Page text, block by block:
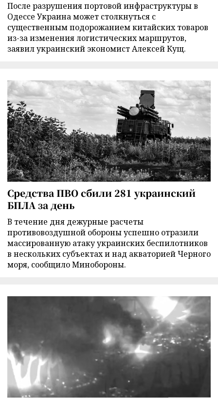
После разрушения портовой инфраструктуры в
Одессе Украина может столкнуться с
существенным подорожанием китайских товаров
из-за изменения логистических маршрутов,
заявил украинский экономист Алексей Кущ.
Средства ПВО сбили 281 украинский
БПЛА за день
В течение дня дежурные расчеты
противовоздушной обороны успешно отразили
массированную атаку украинских беспилотников
в нескольких субъектах и над акваторией Черного
моря, сообщило Минобороны.